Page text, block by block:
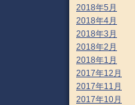
2018年5月
2018年4月
2018年3月
2018年2月
2018年1月
2017年12月
2017年11月
2017年10月